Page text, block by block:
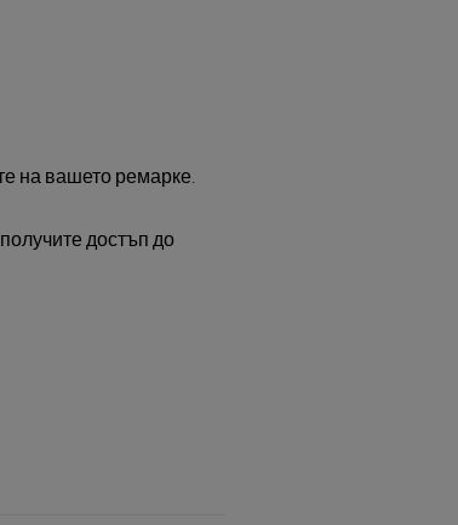
на вашето ремарке.
достъп до